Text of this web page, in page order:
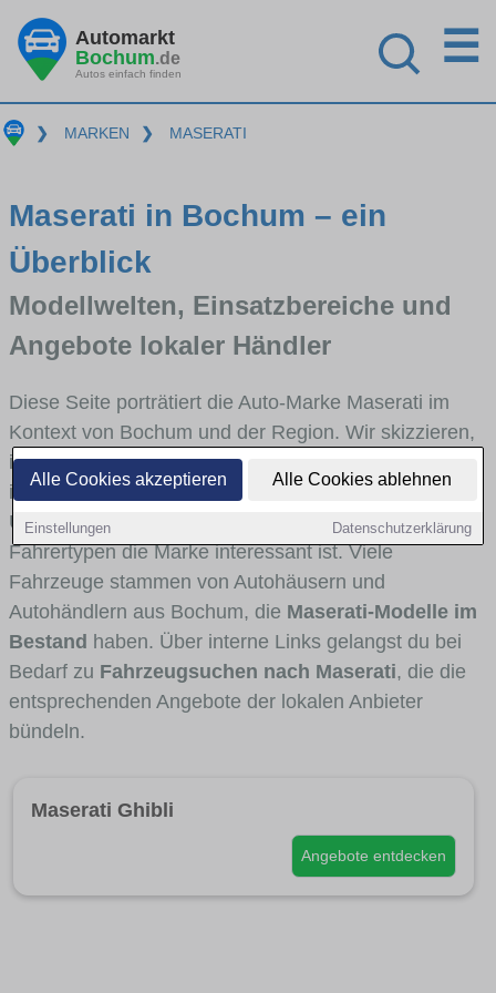
Alle Cookies akzeptieren Alle Cookies ablehnen
Einstellungen Datenschutzerklärung
Automarkt
Bochum.de
Autos einfach finden
☰
❯ MARKEN ❯ MASERATI
Maserati in Bochum – ein
Überblick
Modellwelten, Einsatzbereiche und
Angebote lokaler Händler
Diese Seite porträtiert die Auto-Marke Maserati im
Kontext von Bochum und der Region. Wir skizzieren,
in welchen Fahrzeugklassen Maserati stark vertreten
ist, welche Modellreihen häufig im Stadt- und
Umlandverkehr zu sehen sind und für welche
Fahrertypen die Marke interessant ist. Viele
Fahrzeuge stammen von Autohäusern und
Autohändlern aus Bochum, die Maserati-Modelle im
Bestand haben. Über interne Links gelangst du bei
Bedarf zu Fahrzeugsuchen nach Maserati, die die
entsprechenden Angebote der lokalen Anbieter
bündeln.
Maserati Ghibli
Angebote entdecken